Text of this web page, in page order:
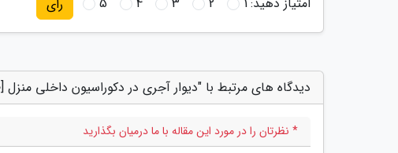
رای
دیدگاه های مرتبط با "دیوار آجری در دکوراسیون داخلی منزل [10مدل نو]"
* نظرتان را در مورد این مقاله با ما درمیان بگذارید